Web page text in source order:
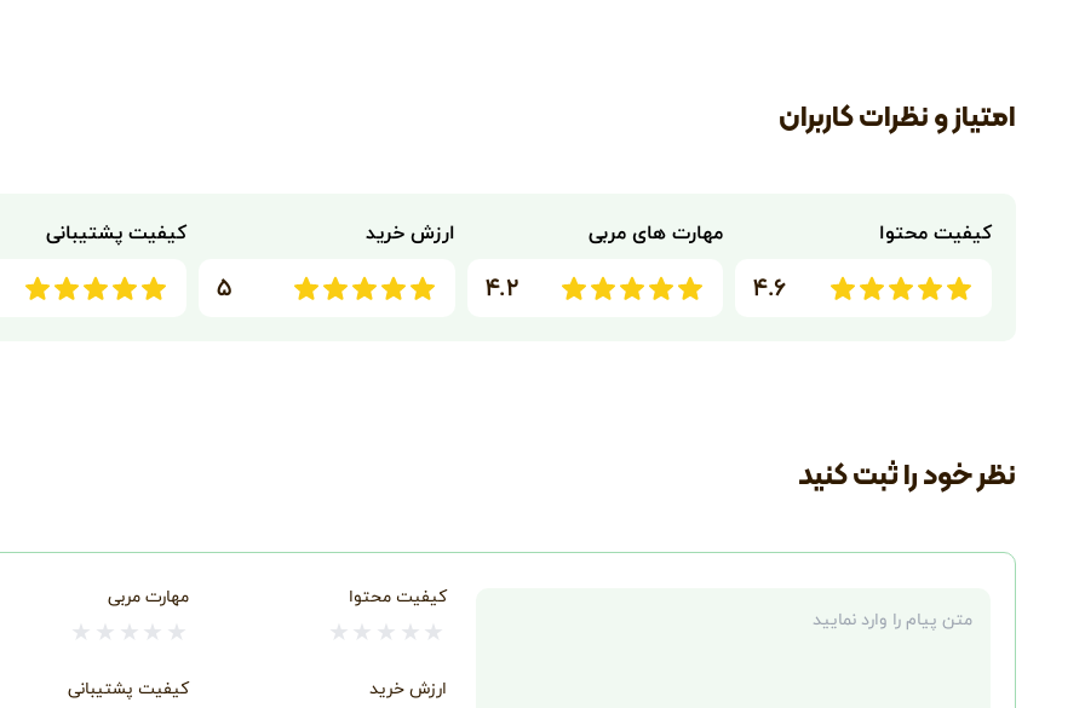
امتیاز و نظرات کاربران
کیفیت محتوا
۴.۶
مهارت های مربی
۴.۲
ارزش خرید
۵
کیفیت پشتیبانی
نظر خود را ثبت کنید
کیفیت محتوا
★ ★ ★ ★ ★
مهارت مربی
★ ★ ★ ★ ★
ارزش خرید کیفیت پشتیبانی